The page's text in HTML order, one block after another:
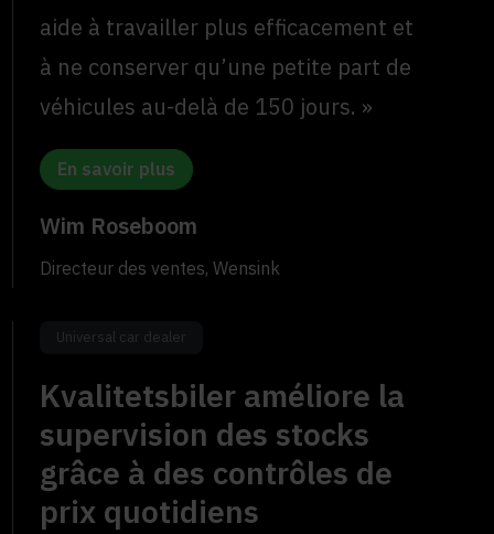
aide à travailler plus efficacement et
à ne conserver qu’une petite part de
véhicules au-delà de 150 jours. »
En savoir plus
Wim Roseboom
Directeur des ventes, Wensink
Universal car dealer
Kvalitetsbiler améliore la
supervision des stocks
grâce à des contrôles de
prix quotidiens